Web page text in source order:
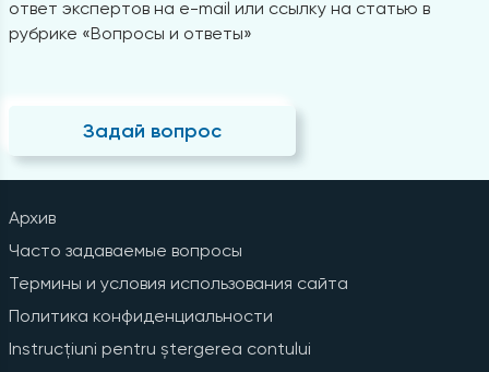
ответ экспертов на e-mail или ссылку на статью в
рубрике «Вопросы и ответы»
Задай вопрос
Архив
Часто задаваемые вопросы
Термины и условия использования сайта
Политика конфиденциальности
Instrucțiuni pentru ștergerea contului